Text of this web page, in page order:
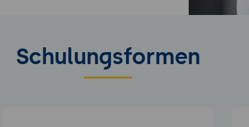
Schulungsformen